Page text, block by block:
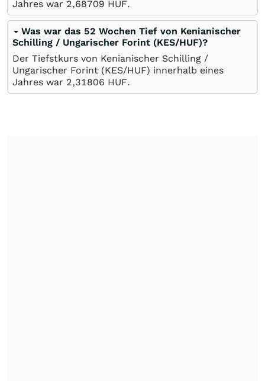
Jahres war 2,68709 HUF.
Was war das 52 Wochen Tief von Kenianischer
Schilling / Ungarischer Forint (KES/HUF)?
Der Tiefstkurs von Kenianischer Schilling /
Ungarischer Forint (KES/HUF) innerhalb eines
Jahres war 2,31806 HUF.